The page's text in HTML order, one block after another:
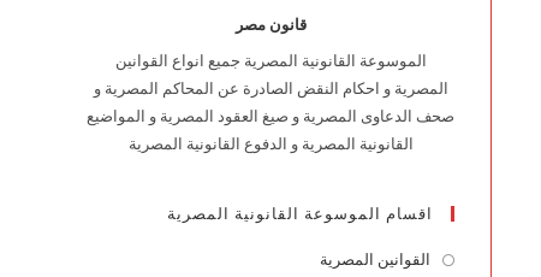
قانون مصر
الموسوعة القانونية المصرية جميع انواع القوانين
المصرية و احكام النقض الصادرة عن المحاكم المصرية و
صحف الدعاوى المصرية و صيغ العقود المصرية و المواضيع
القانونية المصرية و الدفوع القانونية المصرية
اقسام الموسوعة القانونية المصرية
القوانين المصرية